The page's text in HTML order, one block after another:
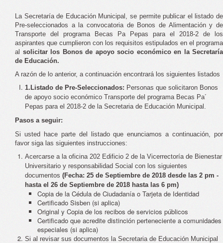
La Secretaría de Educación Municipal, se permite publicar el listado de
Pre-seleccionados a la convocatoria de Bonos de Alimentación y de
Transporte del programa Becas Pa Pepas para el 2018-2 de los
aspirantes que cumplieron con los requisitos estipulados en el programa
al solicitar los Bonos de apoyo socio económico en la Secretaría
de Educación.
A razón de lo anterior, a continuación encontrará los siguientes listados
1. Listado de Pre-Seleccionados: Personas que solicitaron Bonos
de apoyo socio económico Transporte del programa Becas Pa´
Pepas para el 2018-2 de la Secretaria de Educación Municipal.
Pasos a seguir:
Si usted hace parte del listado que enunciamos a continuación, por
favor siga las siguientes instrucciones:
Acercarse a la oficina 202 Edificio 2 de la Vicerrectoría de Bienestar
Universitario y responsabilidad Social con los siguientes
documentos (Fecha: 25 de Septiembre de 2018 desde las 2 pm -
hasta el 26 de Septiembre de 2018 hasta las 6 pm)
Copia de la Cédula de Ciudadanía o Tarjeta de Identidad
Certificado Sisben (si aplica)
Original y Copia de los recibos de servicios públicos
Certificado que acredite distinción perteneciente a comunidades
especiales (si aplica)
Si al revisar sus documentos la Secretaria de Educación Municipal